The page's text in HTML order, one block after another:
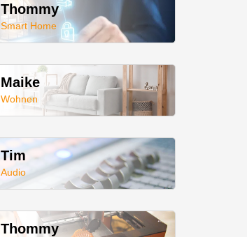
Thommy
Smart Home
Maike
Wohnen
Tim
Audio
Thommy